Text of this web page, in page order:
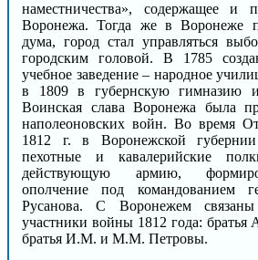
наместничества», содержащее и
Воронежа. Тогда же в Воронеже
дума, город стал управляться
городским головой. В 1785
учебное заведение – народное
в 1809 в губернскую гимназию
Воинская слава Воронежа была
наполеоновских войн. Во время
1812 г. в Воронежской
пехотные и кавалерийские
действующую армию,
ополчение под командованием
Русанова. С Воронежем
участники войны 1812 года:
братья И.М. и М.М. Петровы.